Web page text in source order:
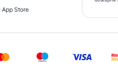
App Store